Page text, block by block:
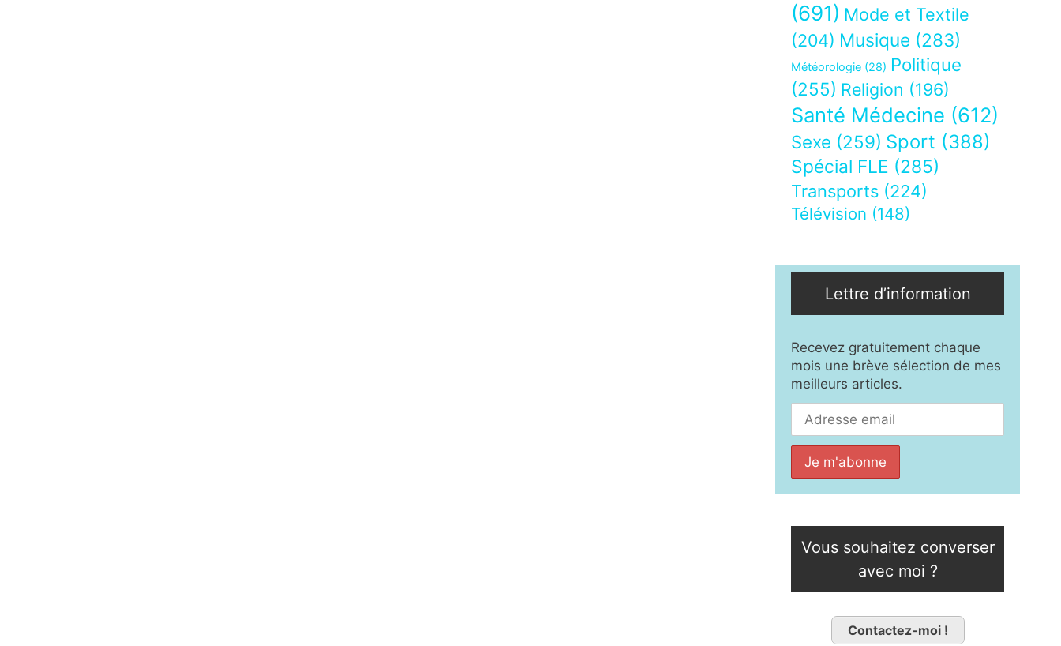
(691) Mode et Textile
(204) Musique (283)
Météorologie (28) Politique
(255) Religion (196)
Santé Médecine (612)
Sexe (259) Sport (388)
Spécial FLE (285)
Transports (224)
Télévision (148)
Lettre d’information
Recevez gratuitement chaque
mois une brève sélection de mes
meilleurs articles.
Vous souhaitez converser
avec moi ?
Contactez-moi !